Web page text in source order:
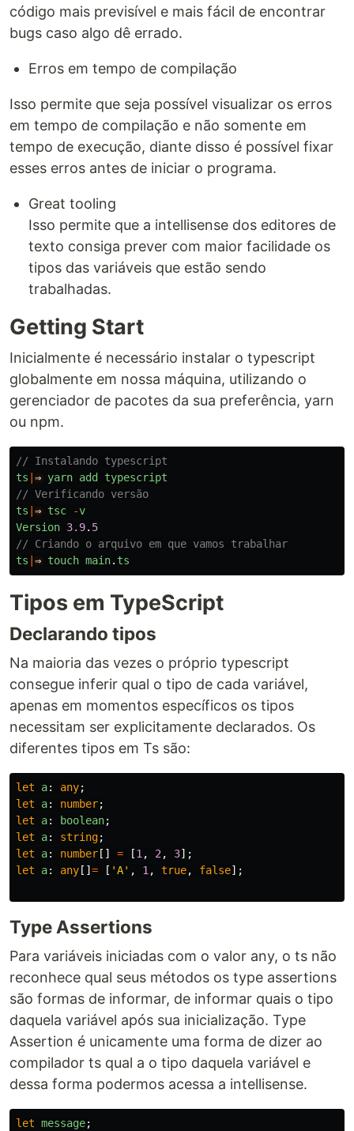
código mais previsível e mais fácil de encontrar
bugs caso algo dê errado.
Erros em tempo de compilação
Isso permite que seja possível visualizar os erros
em tempo de compilação e não somente em
tempo de execução, diante disso é possível fixar
esses erros antes de iniciar o programa.
Great tooling
Isso permite que a intellisense dos editores de
texto consiga prever com maior facilidade os
tipos das variáveis que estão sendo
trabalhadas.
Getting Start
Inicialmente é necessário instalar o typescript
globalmente em nossa máquina, utilizando o
gerenciador de pacotes da sua preferência, yarn
ou npm.
// Instalando typescript
ts ⇒ yarn add
typescript
// Verificando versão
ts ⇒ tsc -v
Version 3.9. 5
// Criando o arquivo em que vamos trabalhar
ts ⇒ touch main. ts
Tipos em TypeScript
Declarando tipos
Na maioria das vezes o próprio typescript
consegue inferir qual o tipo de cada variável,
apenas em momentos específicos os tipos
necessitam ser explicitamente declarados. Os
diferentes tipos em Ts são:
let a: any;
let
a: number;
let
a: boolean;
let
a: string;
let
a: number [] = [1 , 2 , 3];
let
a: any [] = [ 'A' , 1 , true, false];
Type Assertions
Para variáveis iniciadas com o valor any, o ts não
reconhece qual seus métodos os type assertions
são formas de informar, de informar quais o tipo
daquela variável após sua inicialização. Type
Assertion é unicamente uma forma de dizer ao
compilador ts qual a o tipo daquela variável e
dessa forma podermos acessa a intellisense.
let message;